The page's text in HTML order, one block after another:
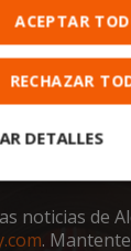
noticias de
.
ACEPTAR
RECHAZAR
DETALLES